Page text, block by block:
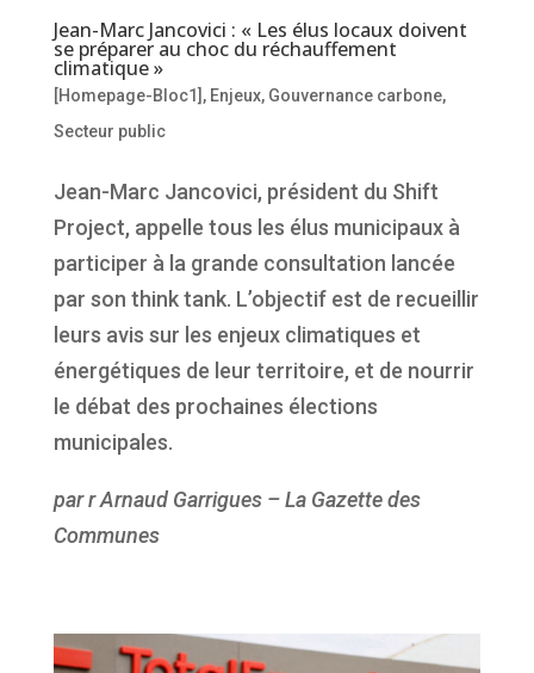
Jean-Marc Jancovici : « Les élus locaux doivent
se préparer au choc du réchauffement
climatique »
[Homepage-Bloc1] , Enjeux, Gouvernance carbone,
Secteur public
Jean-Marc Jancovici, président du Shift
Project, appelle tous les élus municipaux à
participer à la grande consultation lancée
par son think tank. L’objectif est de recueillir
leurs avis sur les enjeux climatiques et
énergétiques de leur territoire, et de nourrir
le débat des prochaines élections
municipales.
par r Arnaud Garrigues – La Gazette des
Communes